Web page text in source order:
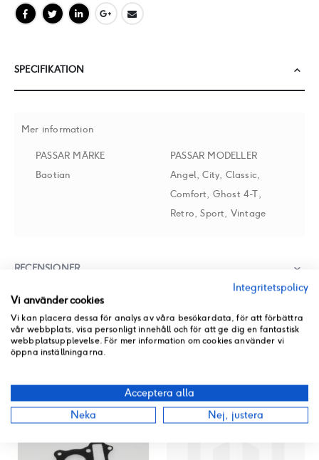
SPECIFIKATION
Mer information
PASSAR MÄRKE
Baotian
PASSAR MODELLER
Angel, City, Classic,
Comfort, Ghost 4-T,
Retro, Sport, Vintage
RECENSIONER
PRODUKT PDF
Integritetspolicy
Vi använder cookies
Vi kan placera dessa för analys av våra besökardata, för att förbättra
vår webbplats, visa personligt innehåll och för att ge dig en fantastisk
webbplatsupplevelse. För mer information om cookies använder vi
öppna inställningarna.
Acceptera alla
Neka
Nej, justera